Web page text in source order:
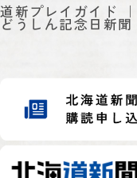
道新プレイガイド
どうしん記念日新聞